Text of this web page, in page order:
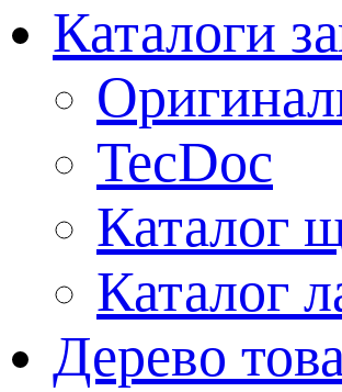
Каталоги
TecDoc
Каталог
Каталог
Дерево